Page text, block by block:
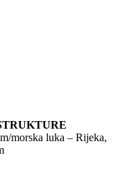
morska luka – Rijeka,